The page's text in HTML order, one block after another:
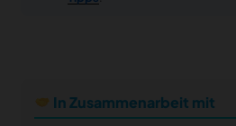
In Zusammenarbeit mit